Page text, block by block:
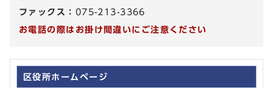
ファックス： 075-213-3366
お電話の際はお掛け間違いにご注意ください
区役所ホームページ